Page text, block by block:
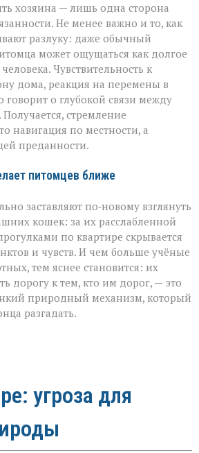
хозяина — лишь одна сторона
Не менее важно и то, как
разлуку: даже обычный
может ощущаться как долгое
Чувствительность к
дома, реакция на перемены в
говорит о глубокой связи между
стремление
навигация по местности, а
преданности.
питомцев ближе
заставляют по‑новому взглянуть
кошек: за их расслабленной
по квартире скрывается
и чувств. И чем больше учёные
тем яснее становится: их
дорогу к тем, кто им дорог, — это
природный механизм, который
разгадать.
угроза для